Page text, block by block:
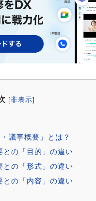
[非表示]
議事概要」とは？
の「目的」の違い
の「形式」の違い
の「内容」の違い